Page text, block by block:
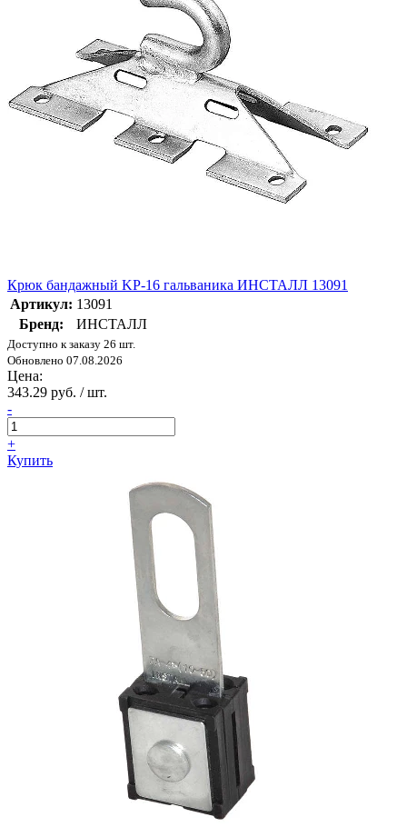
Крюк бандажный KP-16 гальваника ИНСТАЛЛ 13091
Артикул: 13091
Бренд:
ИНСТАЛЛ
Доступно к заказу 26 шт.
Обновлено 07.08.2026
Цена:
343.29 руб. / шт.
-
+
Купить